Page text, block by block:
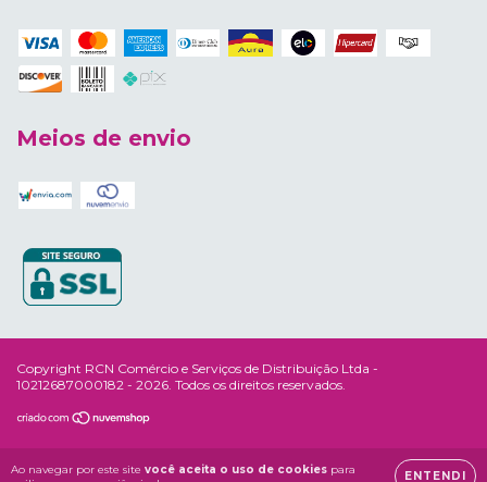
Ao navegar por este site você aceita o uso de cookies para
ENTENDI
Meios de envio
Copyright RCN Comércio e Serviços de Distribuição Ltda -
10212687000182 - 2026. Todos os direitos reservados.